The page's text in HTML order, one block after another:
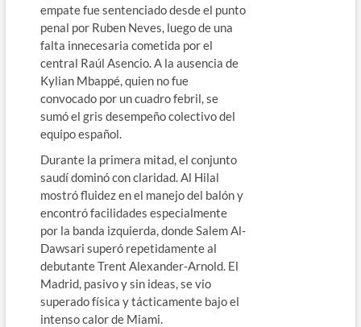
empate fue sentenciado desde el punto
penal por Ruben Neves, luego de una
falta innecesaria cometida por el
central Raúl Asencio. A la ausencia de
Kylian Mbappé, quien no fue
convocado por un cuadro febril, se
sumó el gris desempeño colectivo del
equipo español.
Durante la primera mitad, el conjunto
saudí dominó con claridad. Al Hilal
mostró fluidez en el manejo del balón y
encontró facilidades especialmente
por la banda izquierda, donde Salem Al-
Dawsari superó repetidamente al
debutante Trent Alexander-Arnold. El
Madrid, pasivo y sin ideas, se vio
superado física y tácticamente bajo el
intenso calor de Miami.